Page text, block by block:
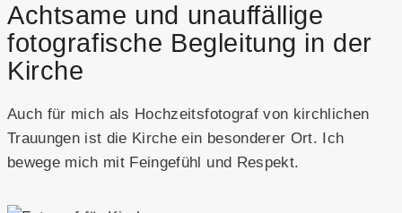
Achtsame und unauffällige
fotografische Begleitung in der
Kirche
Auch für mich als Hochzeitsfotograf von kirchlichen
Trauungen ist die Kirche ein besonderer Ort. Ich
bewege mich mit Feingefühl und Respekt.